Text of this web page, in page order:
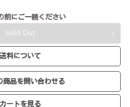
前にご一読ください
Sold Out
送料について
商品を問い合わせる
カートを見る